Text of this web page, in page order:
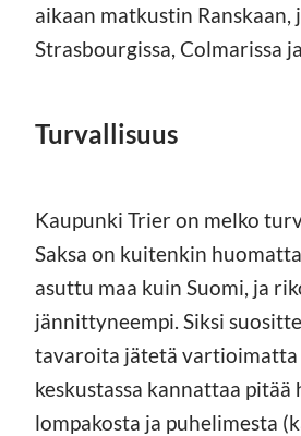
aikaan matkustin Ranskaan,
Strasbourgissa, Colmarissa
Turvallisuus
Kaupunki Trier on melko
Saksa on kuitenkin
asuttu maa kuin Suomi, ja
jännittyneempi. Siksi
tavaroita jätetä vartioimatta
keskustassa kannattaa pitää
lompakosta ja puhelimesta